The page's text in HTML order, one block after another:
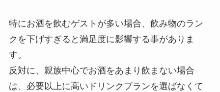
特にお酒を飲むゲストが多い場合、飲み物のラン
クを下げすぎると満足度に影響する事がありま
す。
反対に、親族中心でお酒をあまり飲まない場合
は、必要以上に高いドリンクプランを選ばなくて